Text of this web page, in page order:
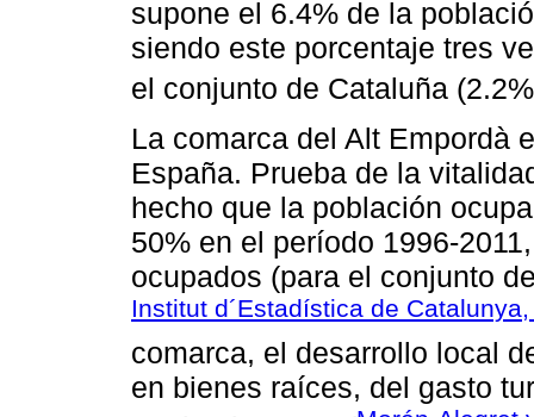
supone el 6.4% de la
siendo este porcentaje tres
el conjunto de Cataluña
La comarca del Alt Empordà
España. Prueba de la
hecho que la población
50% en el período 1996-
ocupados (para el conjunto
Institut d´Estadística de
comarca, el desarrollo local
en bienes raíces, del gasto